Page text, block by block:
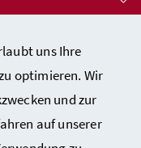
uns Ihre
optimieren. Wir
und zur
auf unserer